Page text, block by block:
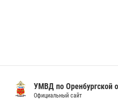
УМВД по Оренбургской
Официальный сайт